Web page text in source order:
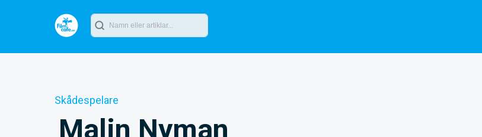
Skådespelare
Malin Nyman